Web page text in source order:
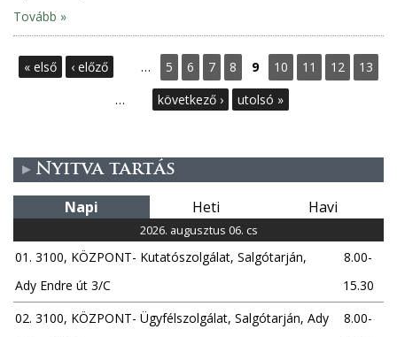
Tovább »
O
a
l
a
k
« első ‹ előző … 5 6 7 8 9 10 11 12
13
…
következő › utolsó »
Nyitva tartás
Napi Heti Havi
2026. augusztus 06. cs
01. 3100, KÖZPONT- Kutatószolgálat, Salgótarján,
Ady Endre út 3/C
8.00-
15.30
02. 3100, KÖZPONT- Ügyfélszolgálat, Salgótarján, Ady
8.00-